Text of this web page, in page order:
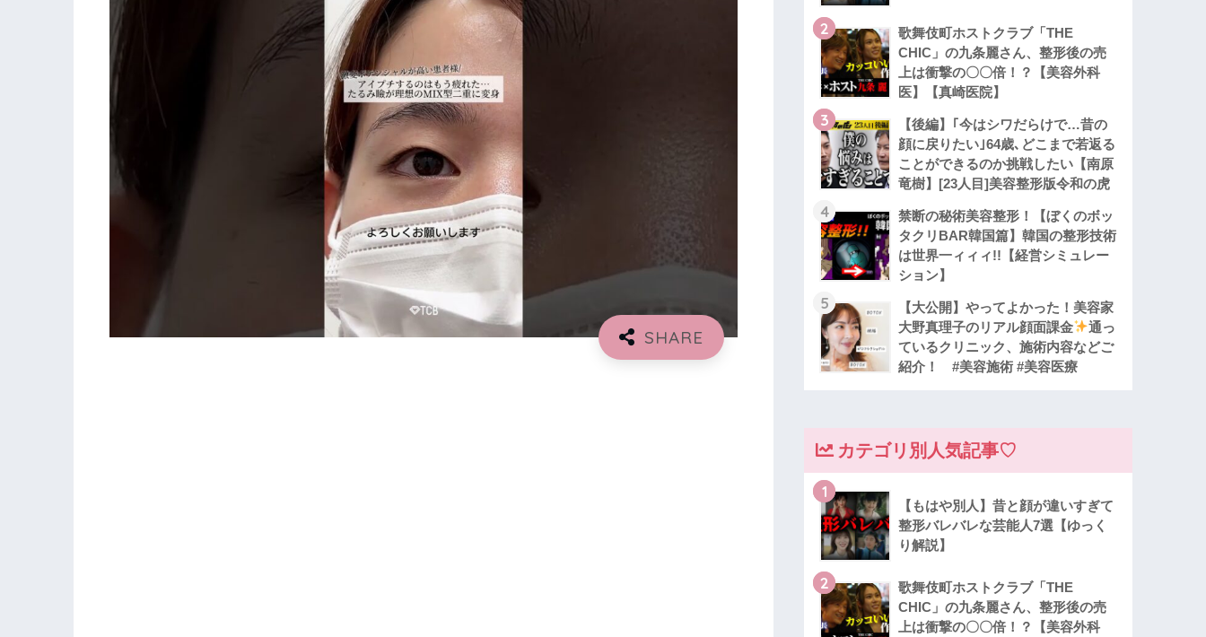
2
歌舞伎町ホストクラブ「THE
CHIC」の九条麗さん、整形後の売
上は衝撃の〇〇倍！？【美容外科
医】【真崎医院】
3
【後編】｢今はシワだらけで…昔の
顔に戻りたい｣64歳､どこまで若返る
ことができるのか挑戦したい【南原
竜樹】[23人目]美容整形版令和の虎
4
禁断の秘術美容整形！【ぼくのボッ
タクリBAR韓国篇】韓国の整形技術
は世界一ィィィ!!【経営シミュレー
ション】
5
【大公開】やってよかった！美容家
大野真理子のリアル顔面課金
通っ
ているクリニック、施術内容などご
紹介！ #美容施術 #美容医療
カテゴリ別人気記事♡
1
【もはや別人】昔と顔が違いすぎて
整形バレバレな芸能人7選【ゆっく
り解説】
2
歌舞伎町ホストクラブ「THE
CHIC」の九条麗さん、整形後の売
上は衝撃の〇〇倍！？【美容外科